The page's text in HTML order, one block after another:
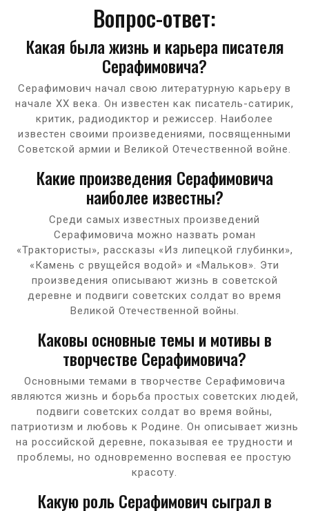
Вопрос-ответ:
Какая была жизнь и карьера писателя
Серафимовича?
Серафимович начал свою литературную карьеру в
начале XX века. Он известен как писатель-сатирик,
критик, радиодиктор и режиссер. Наиболее
известен своими произведениями, посвященными
Советской армии и Великой Отечественной войне.
Какие произведения Серафимовича
наиболее известны?
Среди самых известных произведений
Серафимовича можно назвать роман
«Трактористы», рассказы «Из липецкой глубинки»,
«Камень с рвущейся водой» и «Мальков». Эти
произведения описывают жизнь в советской
деревне и подвиги советских солдат во время
Великой Отечественной войны.
Каковы основные темы и мотивы в
творчестве Серафимовича?
Основными темами в творчестве Серафимовича
являются жизнь и борьба простых советских людей,
подвиги советских солдат во время войны,
патриотизм и любовь к Родине. Он описывает жизнь
на российской деревне, показывая ее трудности и
проблемы, но одновременно воспевая ее простую
красоту.
Какую роль Серафимович сыграл в